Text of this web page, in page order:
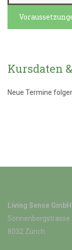
Kursdaten
Neue Termine folgen
Living Sense GmbH
Sonnenbergstrasse
8032 Zürich